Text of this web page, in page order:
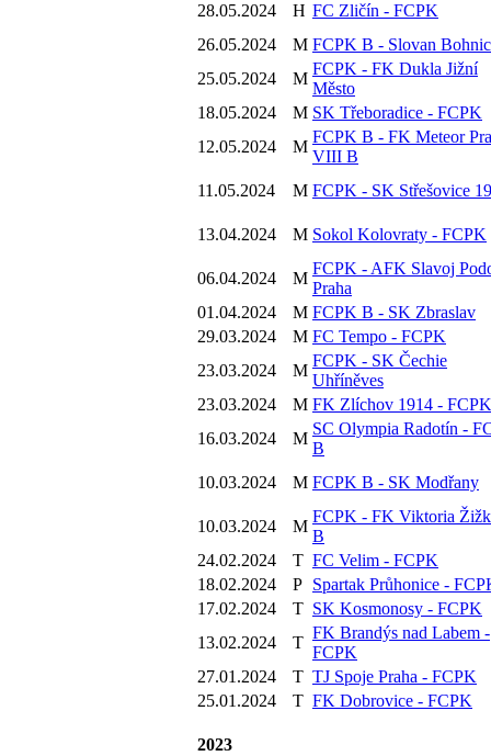
28.05.2024 H FC Zličín - FCPK
26.05.2024
M FCPK B - Slovan
25.05.2024
M
FCPK - FK Dukla Jižní
Město
18.05.2024
M SK Třeboradice - FCPK
12.05.2024
M
FCPK B - FK Meteor
VIII B
11.05.2024
M FCPK - SK Střešovice
13.04.2024 M Sokol Kolovraty - FCPK
06.04.2024 M
FCPK - AFK Slavoj
Praha
01.04.2024
M FCPK B - SK Zbraslav
29.03.2024
M FC Tempo - FCPK
23.03.2024
M
FCPK - SK Čechie
Uhříněves
23.03.2024
M FK Zlíchov 1914 -
16.03.2024
M
SC Olympia Radotín -
B
10.03.2024
M FCPK B - SK Modřany
10.03.2024 M
FCPK - FK Viktoria
B
24.02.2024
T FC Velim - FCPK
18.02.2024
P Spartak Průhonice -
17.02.2024
T SK Kosmonosy - FCPK
13.02.2024
T
FK Brandýs nad Labem -
FCPK
27.01.2024
T TJ Spoje Praha - FCPK
25.01.2024
T FK Dobrovice - FCPK
2023